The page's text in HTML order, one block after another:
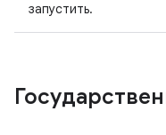
запустить.